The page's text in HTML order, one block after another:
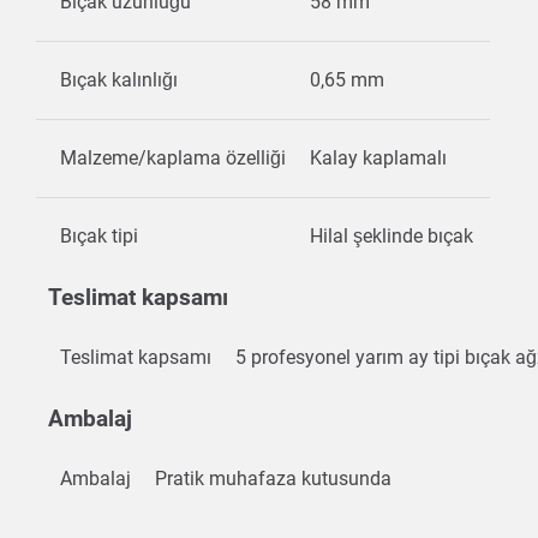
Bıçak kalınlığı 0,65 mm
Malzeme/kaplama özelliği Kalay kaplamalı
Bıçak tipi Hilal şeklinde bıçak
Teslimat kapsamı
Teslimat kapsamı 5 profesyonel yarım ay tipi bıçak
Ambalaj
Ambalaj Pratik muhafaza kutusunda